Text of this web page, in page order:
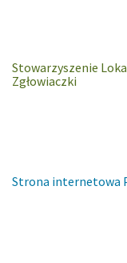
Stowarzyszenie
Zgłowiaczki
Strona internetowa